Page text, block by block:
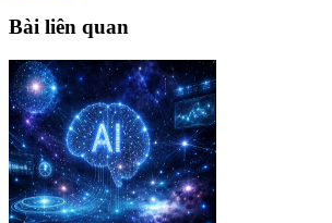
Bài liên quan